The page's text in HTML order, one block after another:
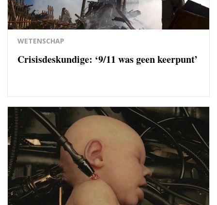
WETENSCHAP
Crisisdeskundige: ‘9/11 was geen keerpunt’